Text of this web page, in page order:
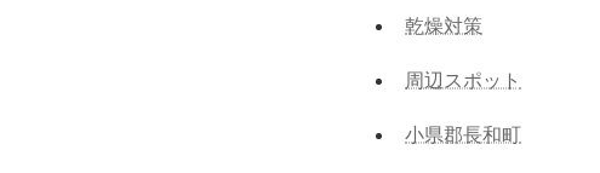
乾燥対策
周辺スポット
小県郡長和町